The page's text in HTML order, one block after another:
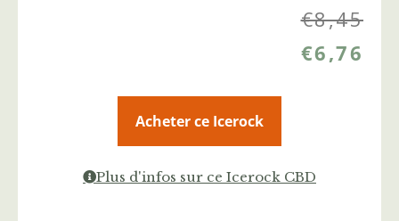
€8,45
€6,76
Acheter ce Icerock
Plus d'infos sur ce Icerock CBD